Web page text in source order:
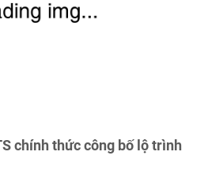
chính thức công bố lộ trình